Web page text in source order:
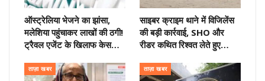
ऑस्ट्रेलिया भेजने का झांसा,
मलेशिया पहुंचाकर लाखों की ठगी!
ट्रैवल एजेंट के खिलाफ केस…
साइबर क्राइम थाने में विजिलेंस
की बड़ी कार्रवाई, SHO और
रीडर कथित रिश्वत लेते हुए…
ताज़ा खबर ताज़ा खबर